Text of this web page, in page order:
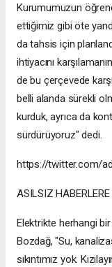
Kurumumuzun
ettiğimiz gibi öte
da tahsis için
ihtiyacını
de bu çerçevede
belli alanda sürekli
kurduk, ayrıca da
sürdürüyoruz" dedi.
https://twitter.com/
ASILSIZ
Elektrikte herhangi bir
Bozdağ, "Su,
sıkıntımız yok.